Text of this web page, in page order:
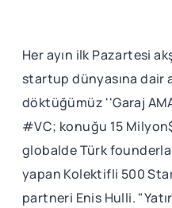
Her ayın ilk Pazartesi
startup dünyasına dair
döktüğümüz ''Garaj
#VC; konuğu 15
globalde Türk
yapan Kolektifli 500
partneri Enis Hulli.